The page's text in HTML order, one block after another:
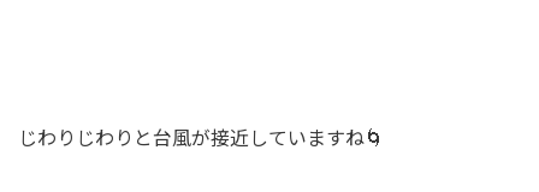
BLOG
じわりじわりと台風が接近していますね🌀